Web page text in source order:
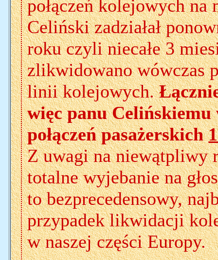
połączeń kolejowych
Celiński zadziałał
roku czyli niecałe 3
zlikwidowano wówczas
linii kolejowych.
więc panu
połączeń pasażerskich
Z uwagi na niewątpliwy
totalne wyjebanie na
to bezprecedensowy,
przypadek likwidacji
w naszej części Europy.